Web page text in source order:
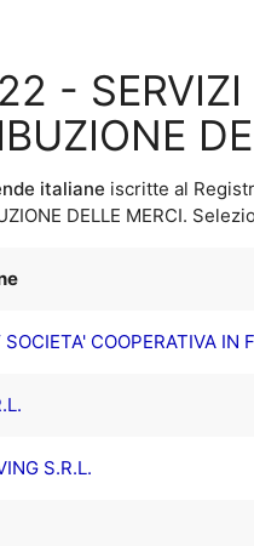
- SERVIZI
italiane iscritte al
DELLE MERCI.
COOPERATIVA IN
S.R.L.